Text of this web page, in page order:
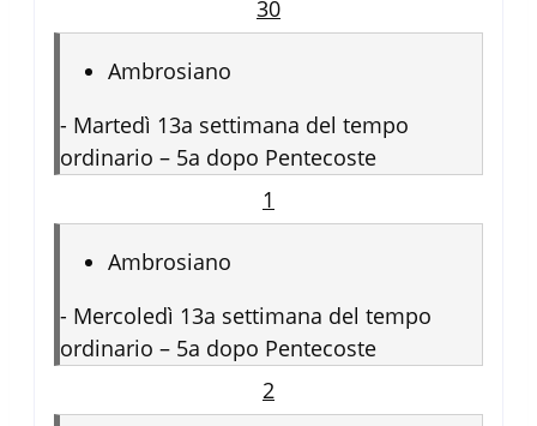
30
Ambrosiano
- Martedì 13a settimana del tempo
ordinario – 5a dopo Pentecoste
1
Ambrosiano
- Mercoledì 13a settimana del tempo
ordinario – 5a dopo Pentecoste
2